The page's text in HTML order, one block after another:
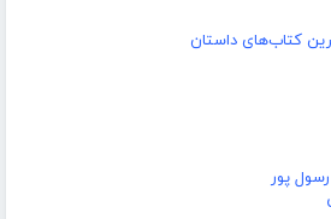
کتاب‌های داستان
پور